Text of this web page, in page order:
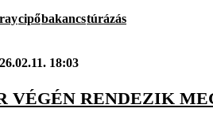
cipőbakancstúrázás
18:03
VÉGÉN RENDEZIK